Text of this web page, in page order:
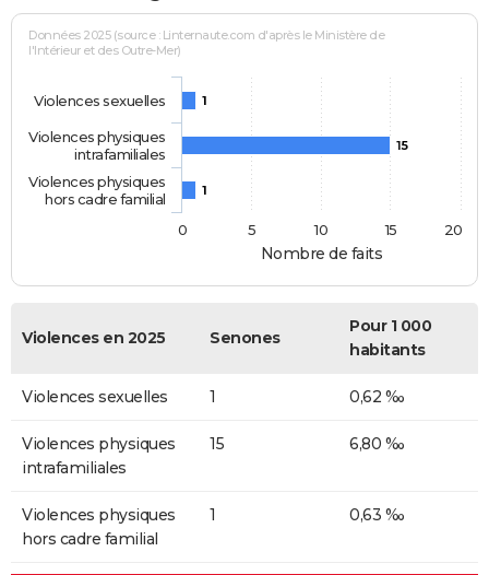
Nombre de faits
Données 2025 (source : Linternaute.com d'après le Ministère de
l'Intérieur et des Outre-Mer)
1
15
1
Violences sexuelles
Violences physiques
intrafamiliales
Violences physiques
hors cadre familial
0
5 10 15 20
Violences en 2025 Senones
Pour 1 000
habitants
Violences sexuelles 1 0,62 ‰
Violences physiques
intrafamiliales
15 6,80 ‰
Violences physiques
hors cadre familial
1 0,63 ‰